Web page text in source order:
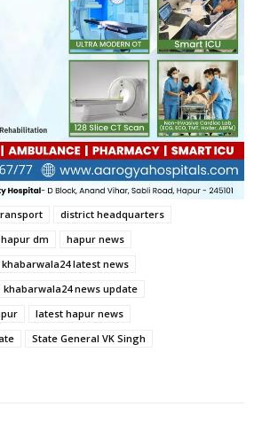
district headquarters
hapur dm
hapur news
khabarwala24 latest news
khabarwala24 news update
latest hapur news
State General VK Singh